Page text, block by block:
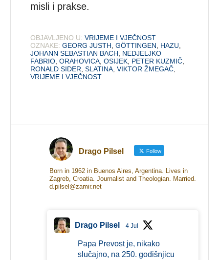
misli i prakse.
OBJAVLJENO U: VRIJEME I VJEČNOST
OZNAKE: GEORG JUSTH ,GÖTTINGEN HAZU
JOHANN SEBASTIAN BACH
NEDJELJKO
FABRIO ,ORAHOVICA ,OSIJEK PETER KUZMIČ
RONALD SIDER ,SLATINA ,VIKTOR ŽMEGAČ
VRIJEME I VJEČNOST
Drago Pilsel Follow
Born in 1962 in Buenos Aires, Argentina. Lives in
Zagreb, Croatia. Journalist and Theologian. Married.
d.pilsel@zamir.net
Drago Pilsel 4 Jul
Papa Prevost je, nikako
slučajno, na 250. godišnjicu